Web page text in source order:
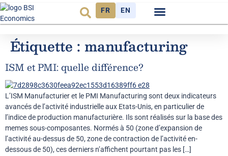
FR EN
Étiquette : manufacturing
ISM et PMI: quelle différence?
L’ISM Manufacturier et le PMI Manufacturing sont deux indicateurs
avancés de l’activité industrielle aux Etats-Unis, en particulier de
l’indice de production manufacturière. Ils sont réalisés sur la base des
memes sous-composantes. Normés à 50 (zone d’expansion de
l’activité au-dessus de 50, zone de contraction de l’activité en-
dessous de 50), ces derniers n’affichent pourtant pas les […]